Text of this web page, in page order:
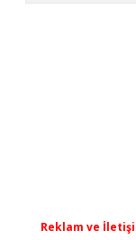
Reklam ve